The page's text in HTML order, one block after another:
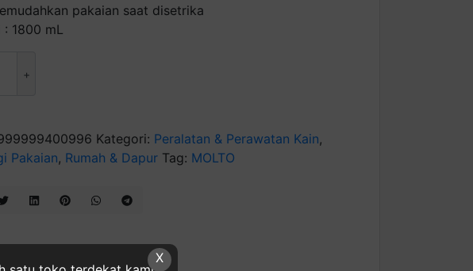
pakaian saat disetrika
: 1800 mL
Kategori: Peralatan & Perawatan Kain,
Pakaian, Rumah & Dapur Tag: MOLTO
X